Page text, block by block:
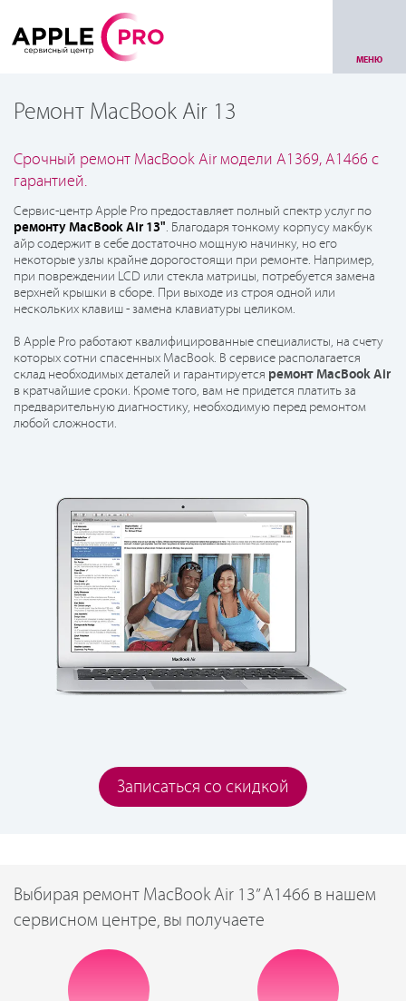
МЕНЮ
Ремонт MacBook Air 13
Срочный ремонт MacBook Air модели A1369, A1466 с
гарантией.
Сервис-центр Apple Pro предоставляет полный спектр услуг по
ремонту MacBook Air 13". Благодаря тонкому корпусу макбук
айр содержит в себе достаточно мощную начинку, но его
некоторые узлы крайне дорогостоящи при ремонте. Например,
при повреждении LCD или стекла матрицы, потребуется замена
верхней крышки в сборе. При выходе из строя одной или
нескольких клавиш - замена клавиатуры целиком.
В Apple Pro работают квалифицированные специалисты, на счету
которых сотни спасенных MacBook. В сервисе располагается
склад необходимых деталей и гарантируется ремонт MacBook Air
в кратчайшие сроки. Кроме того, вам не придется платить за
предварительную диагностику, необходимую перед ремонтом
любой сложности.
Записаться со скидкой
Выбирая ремонт MacBook Air 13” A1466 в нашем
сервисном центре, вы получаете